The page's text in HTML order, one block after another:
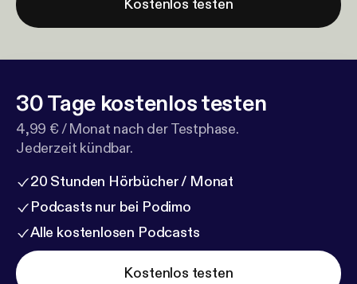
Kostenlos testen
30 Tage kostenlos testen
4,99 € / Monat nach der Testphase.
Jederzeit kündbar.
20 Stunden Hörbücher / Monat
Podcasts nur bei Podimo
Alle kostenlosen Podcasts
Kostenlos testen